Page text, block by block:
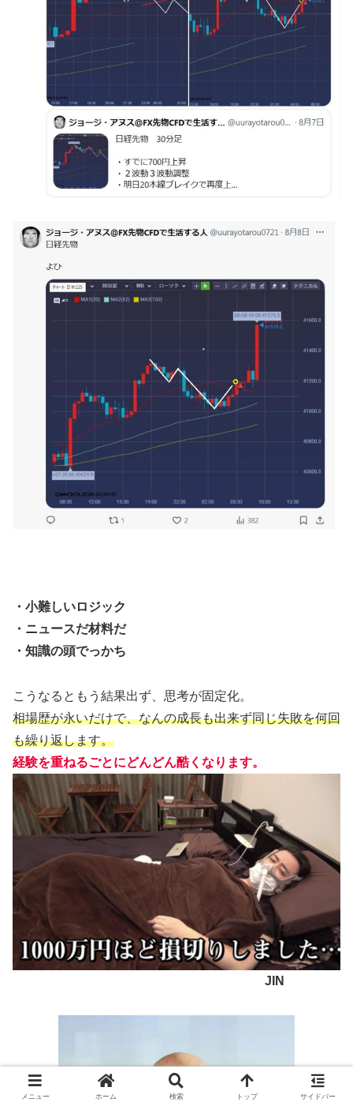
・小難しいロジック
・ニュースだ材料だ
・知識の頭でっかち
こうなるともう結果出ず、思考が固定化。
相場歴が永いだけで、なんの成長も出来ず同じ失敗を何回
も繰り返します。
経験を重ねるごとにどんどん酷くなります。
JIN
メニュー ホーム 検索 トップ サイドバー